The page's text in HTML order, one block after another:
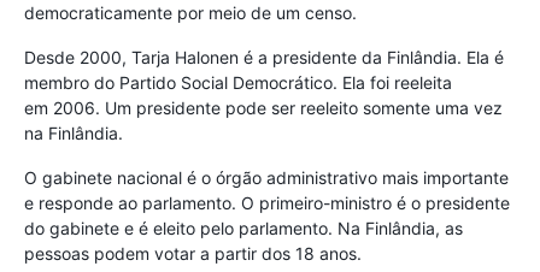
democraticamente por meio de um censo.
Desde 2000, Tarja Halonen é a presidente da Finlândia. Ela é
membro do Partido Social Democrático. Ela foi reeleita
em 2006. Um presidente pode ser reeleito somente uma vez
na Finlândia.
O gabinete nacional é o órgão administrativo mais importante
e responde ao parlamento. O primeiro-ministro é o presidente
do gabinete e é eleito pelo parlamento. Na Finlândia, as
pessoas podem votar a partir dos 18 anos.